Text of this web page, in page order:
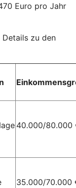
Euro pro Jahr
zu den
40.000/80.000
35.000/70.000